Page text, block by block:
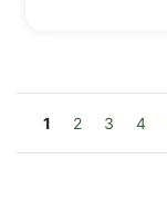
1 2 3 4